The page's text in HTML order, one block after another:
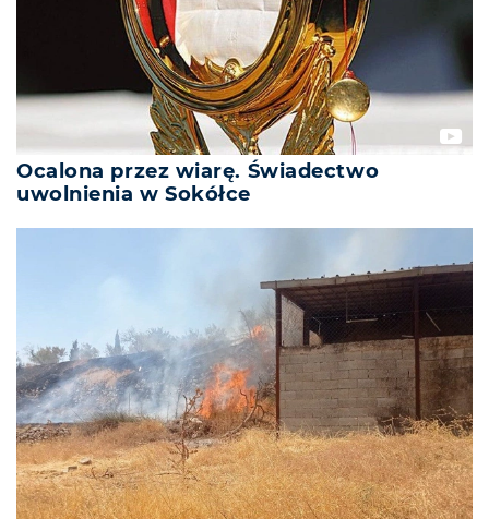
Ocalona przez wiarę. Świadectwo
uwolnienia w Sokółce